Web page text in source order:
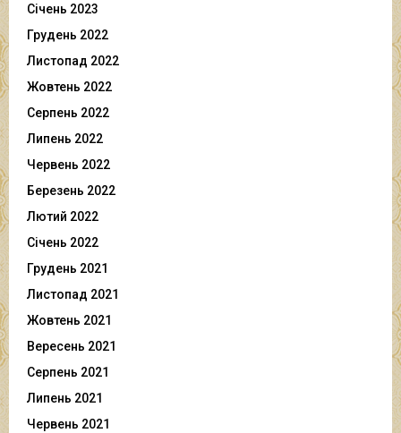
Січень 2023
Грудень 2022
Листопад 2022
Жовтень 2022
Серпень 2022
Липень 2022
Червень 2022
Березень 2022
Лютий 2022
Січень 2022
Грудень 2021
Листопад 2021
Жовтень 2021
Вересень 2021
Серпень 2021
Липень 2021
Червень 2021